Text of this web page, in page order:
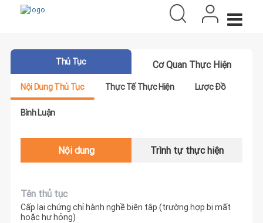
Thủ Tục Cơ Quan Thực Hiện
Nội Dung Thủ Tục Thực Tế Thực Hiện Lược Đồ
Bình Luận
Nội dung Trình tự thực hiện
Tên thủ tục
Cấp lại chứng chỉ hành nghề biên tập (trường hợp bị mất
hoặc hư hỏng)